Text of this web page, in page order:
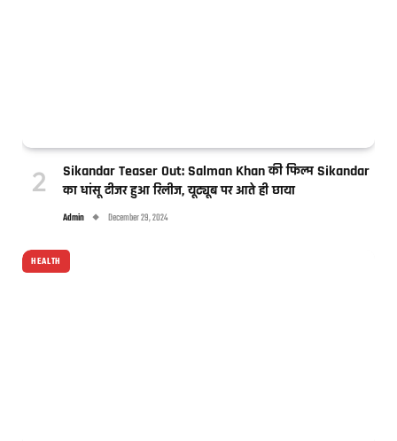
Sikandar Teaser Out: Salman Khan की फिल्म Sikandar
का धांसू टीजर हुआ रिलीज, यूट्यूब पर आते ही छाया
Admin December 29, 2024
HEALTH